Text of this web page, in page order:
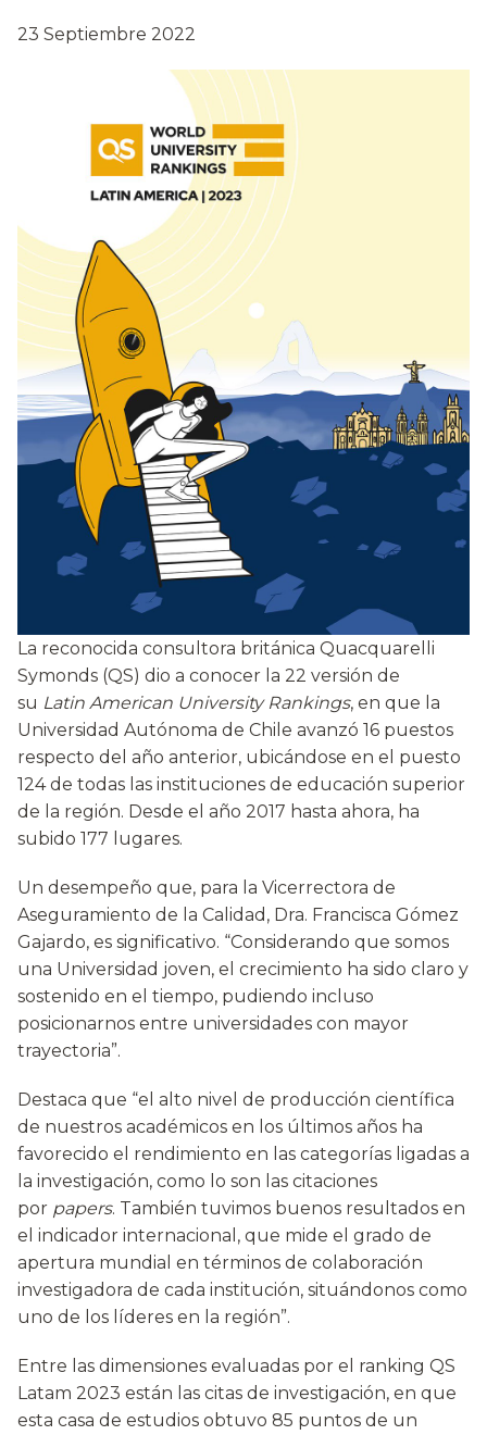
23 Septiembre 2022
La reconocida consultora británica Quacquarelli
Symonds (QS) dio a conocer la 22 versión de
su Latin American University Rankings, en que la
Universidad Autónoma de Chile avanzó 16 puestos
respecto del año anterior, ubicándose en el puesto
124 de todas las instituciones de educación superior
de la región. Desde el año 2017 hasta ahora, ha
subido 177 lugares.
Un desempeño que, para la Vicerrectora de
Aseguramiento de la Calidad, Dra. Francisca Gómez
Gajardo, es significativo. “Considerando que somos
una Universidad joven, el crecimiento ha sido claro y
sostenido en el tiempo, pudiendo incluso
posicionarnos entre universidades con mayor
trayectoria”.
Destaca que “el alto nivel de producción científica
de nuestros académicos en los últimos años ha
favorecido el rendimiento en las categorías ligadas a
la investigación, como lo son las citaciones
por papers. También tuvimos buenos resultados en
el indicador internacional, que mide el grado de
apertura mundial en términos de colaboración
investigadora de cada institución, situándonos como
uno de los líderes en la región”.
Entre las dimensiones evaluadas por el ranking QS
Latam 2023 están las citas de investigación, en que
esta casa de estudios obtuvo 85 puntos de un